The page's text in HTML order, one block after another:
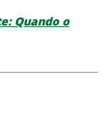
Quando o